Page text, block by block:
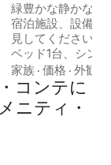
緑豊かな静かな環
宿泊施設、設備の
見してください。 アルコーブにはダブル
ベッド1台、シン
ン（コンロ、冷蔵
ジ、トースター
ー）、シャワール
ツ/リネンはご用
家族 ·価格 ·外観
コンテに
ニティ・